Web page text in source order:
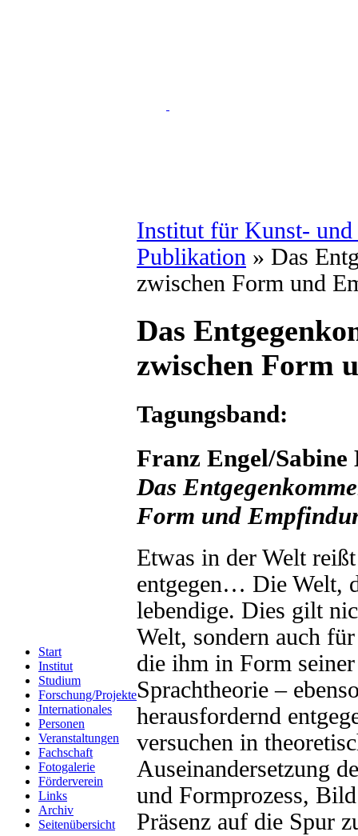
Start
Institut
Studium
Forschung/Projekte
Internationales
Personen
Veranstaltungen
Fachschaft
Fotogalerie
Förderverein
Links
Archiv
Seitenübersicht
Institut für Kunst-
Publikation » Das
zwischen Form und
Das
zwischen Form
Tagungsband:
Franz Engel/
Das
Form und
Etwas in der Welt
entgegen… Die Welt,
lebendige. Dies gilt
Welt, sondern auch
die ihm in Form
Sprachtheorie –
herausfordernd
versuchen in
Auseinandersetzung
und Formprozess,
Präsenz auf die Spur